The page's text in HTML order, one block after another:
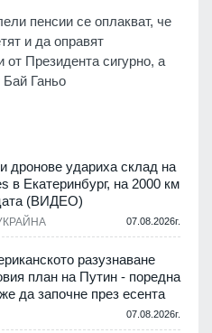
пенсии се оплакват, че
и да оправят
Президента сигурно, а
Бай Ганьо
дронове удариха склад на
в Екатеринбург, на 2000 км
(ВИДЕО)
07.08.2026г.
разузнаване
план на Путин - поредна
да започне през есента
07.08.2026г.